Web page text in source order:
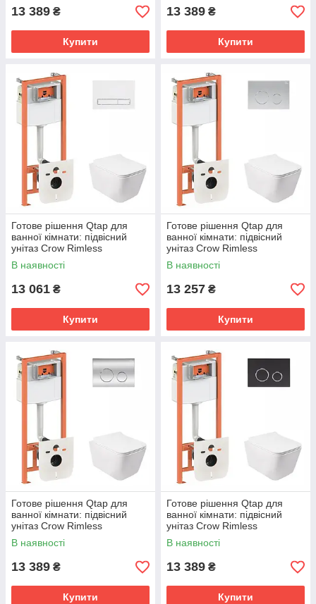
13 389 ₴
Купити
13 389 ₴
Купити
Готове рішення Qtap для
ванної кімнати: підвісний
унітаз Crow Rimless
520х360х290 + комплект
інсталяції Nest 4 в 1 (лінійна
В наявності
13 061 ₴
Купити
Готове рішення Qtap для
ванної кімнати: підвісний
унітаз Crow Rimless
520х360х290 + комплект
інсталяції Nest 4 в 1 (кругла
В наявності
13 257 ₴
Купити
Готове рішення Qtap для
ванної кімнати: підвісний
унітаз Crow Rimless
520х360х290 + комплект
інсталяції Nest 4 в 1 (кругла
В наявності
13 389 ₴
Купити
Готове рішення Qtap для
ванної кімнати: підвісний
унітаз Crow Rimless
520х360х290 + комплект
інсталяції Nest 4 в 1 (кругла
В наявності
13 389 ₴
Купити